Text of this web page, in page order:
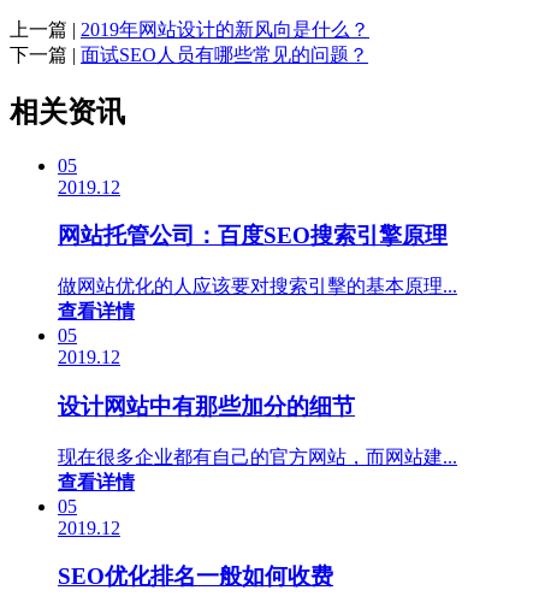
上一篇 | 2019年网站设计的新风向是什么？
下一篇 | 面试SEO人员有哪些常见的问题？
相关资讯
05
2019.12
网站托管公司：百度SEO搜索引擎原理
做网站优化的人应该要对搜索引擊的基本原理...
查看详情
05
2019.12
设计网站中有那些加分的细节
现在很多企业都有自己的官方网站，而网站建...
查看详情
05
2019.12
SEO优化排名一般如何收费